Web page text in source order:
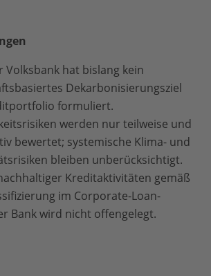
Volksbank hat bislang kein
Dekarbonisierungsziel
formuliert.
werden nur teilweise und
bewertet; systemische Klima- und
bleiben unberücksichtigt.
Kreditaktivitäten gemäß
im Corporate-Loan-
Bank wird nicht offengelegt.